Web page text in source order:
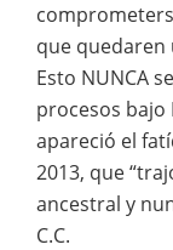
que quedaren
Esto NUNCA
procesos bajo
apareció el
2013, que
ancestral y
C.C.